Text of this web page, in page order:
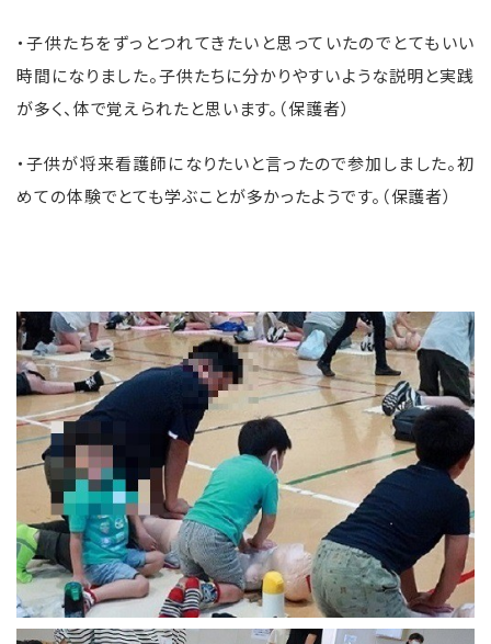
・子供たちをずっとつれてきたいと思っていたのでとてもいい
時間になりました。子供たちに分かりやすいような説明と実践
が多く、体で覚えられたと思います。（保護者）
・子供が将来看護師になりたいと言ったので参加しました。初
めての体験でとても学ぶことが多かったようです。（保護者）